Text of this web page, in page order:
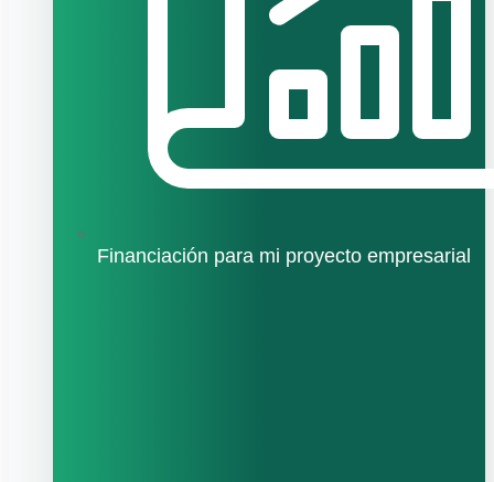
Financiación para mi proyecto empresarial